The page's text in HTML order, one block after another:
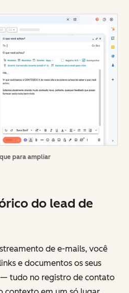
para ampliar
do lead de
de e-mails, você
e documentos os seus
tudo no registro de contato